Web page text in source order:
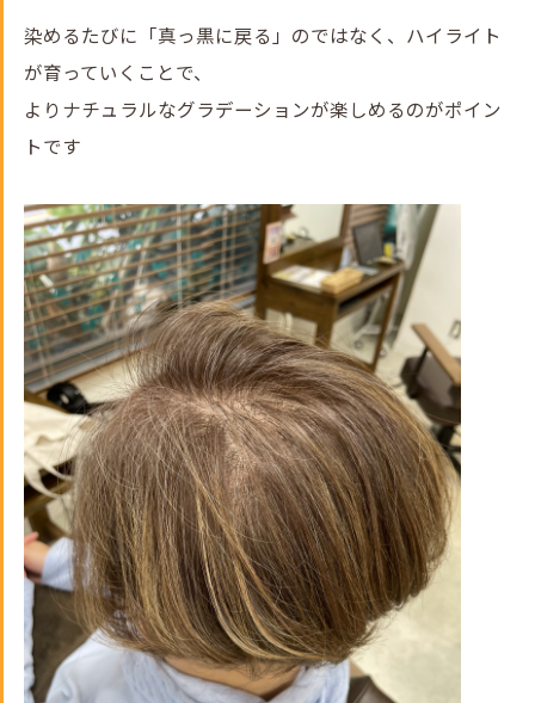
染めるたびに「真っ黒に戻る」のではなく、ハイライト
が育っていくことで、
よりナチュラルなグラデーションが楽しめるのがポイン
トです